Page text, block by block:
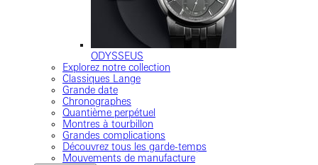
ODYSSEUS
Explorez notre collection
Classiques Lange
Grande date
Chronographes
Quantième perpétuel
Montres à tourbillon
Grandes complications
Découvrez tous les garde-temps
Mouvements de manufacture